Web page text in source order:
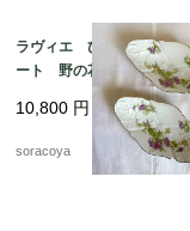
ラヴィエ ひし形プレ
ート 野の花 オード
ブル プチガトー お
やつおつまみ 2枚セッ
10,800 円
soracoya